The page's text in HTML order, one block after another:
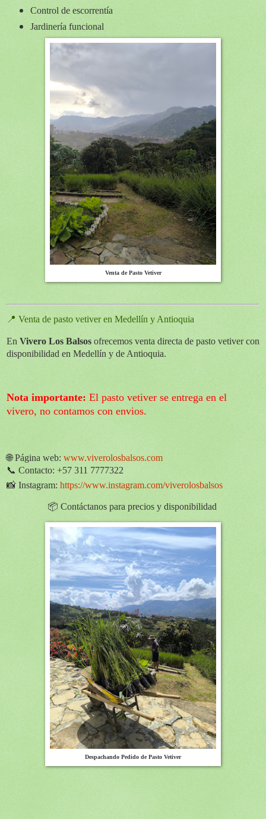
Control de escorrentía
Jardinería funcional
Venta de Pasto Vetiver
📍 Venta de pasto vetiver en Medellín y Antioquia
En Vivero Los Balsos ofrecemos venta directa de pasto vetiver con
disponibilidad en Medellín y de Antioquia.
Nota importante: El pasto vetiver se entrega en el
vivero, no contamos con envios.
🌐 Página web: www.viverolosbalsos.com
📞 Contacto: +57 311 7777322
📸 Instagram: https://www.instagram.com/viverolosbalsos
📦 Contáctanos para precios y disponibilidad
Despachando Pedido de Pasto Vetiver